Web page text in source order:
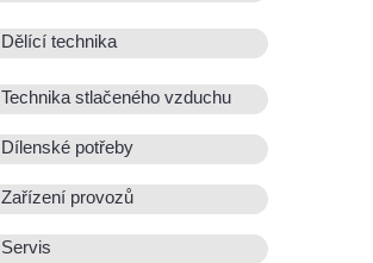
Dělící technika
Technika stlačeného vzduchu
Dílenské potřeby
Zařízení provozů
Servis